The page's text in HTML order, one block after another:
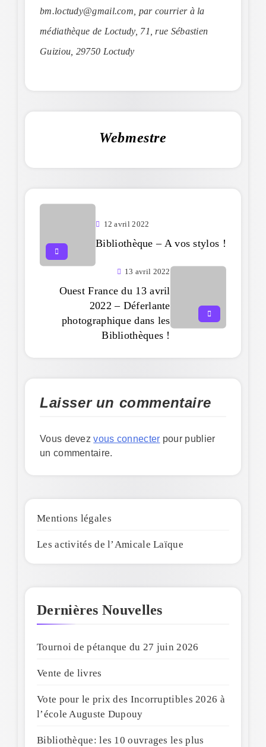
bm.loctudy@gmail.com, par courrier à la
médiathèque de Loctudy, 71, rue Sébastien
Guiziou, 29750 Loctudy
Webmestre
12 avril 2022
Bibliothèque – A vos stylos !
13 avril 2022
Ouest France du 13 avril
2022 – Déferlante
photographique dans les
Bibliothèques !
Laisser un commentaire
Vous devezvous connecter pour publier
un commentaire.
Mentions légales
Les activités de l’Amicale Laïque
Dernières Nouvelles
Tournoi de pétanque du 27 juin 2026
Vente de livres
Vote pour le prix des Incorruptibles 2026 à
l’école Auguste Dupouy
Bibliothèque: les 10 ouvrages les plus